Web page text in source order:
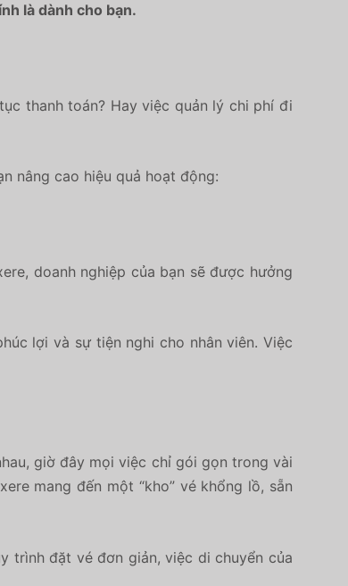
là dành cho bạn.
thanh toán? Hay việc quản lý chi phí đi
nâng cao hiệu quả hoạt động:
doanh nghiệp của bạn sẽ được hưởng
lợi và sự tiện nghi cho nhân viên. Việc
giờ đây mọi việc chỉ gói gọn trong vài
mang đến một “kho” vé khổng lồ, sẵn
trình đặt vé đơn giản, việc di chuyển của